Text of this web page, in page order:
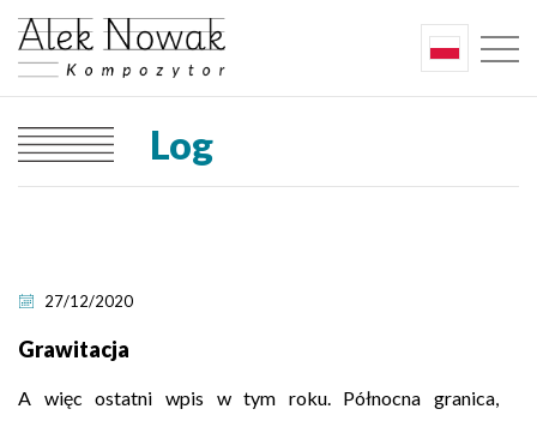
Log
27/12/2020
Grawitacja
A więc ostatni wpis w tym roku. Północna granica,